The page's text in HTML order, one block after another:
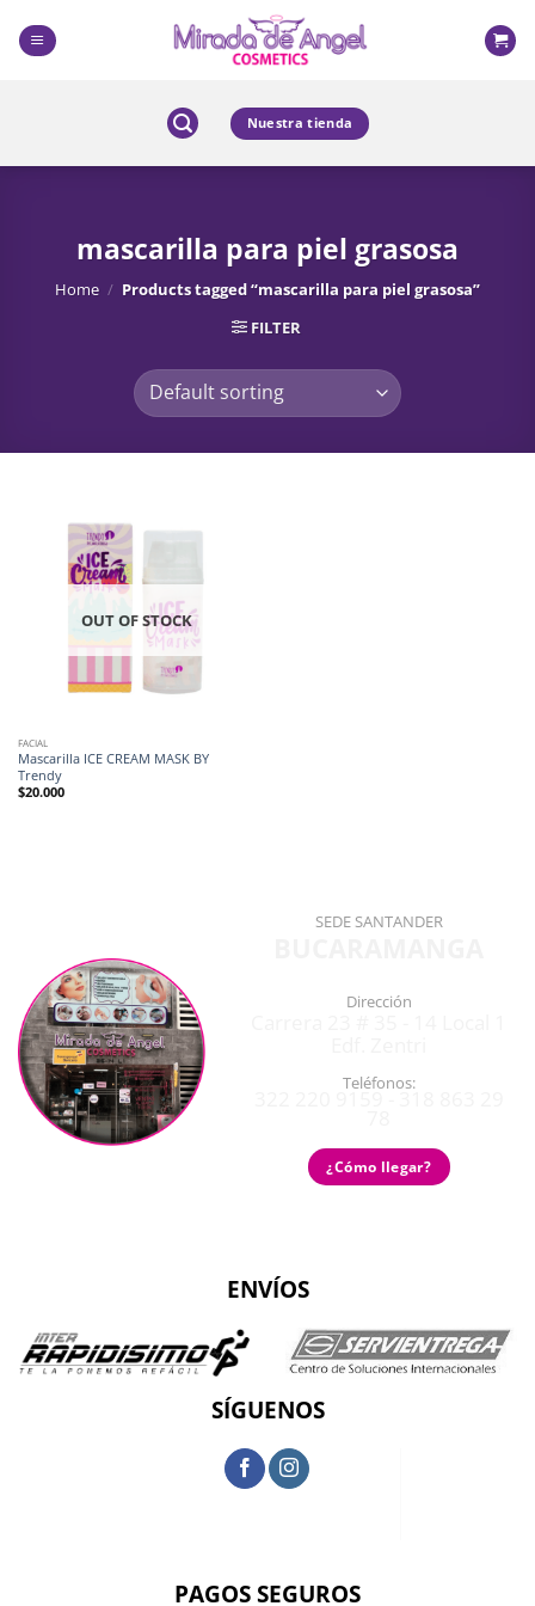
content
Nuestra tienda
mascarilla para piel grasosa
Home / Products tagged “mascarilla para piel grasosa”
FILTER
OUT OF STOCK
FACIAL
Mascarilla ICE CREAM MASK BY
Trendy
$20.000
SEDE SANTANDER
Dirección
Teléfonos:
¿Cómo llegar?
ENVÍOS
SÍGUENOS
PAGOS SEGUROS